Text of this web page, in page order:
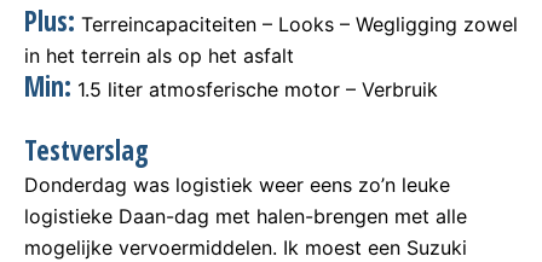
Plus: Terreincapaciteiten – Looks – Wegligging zowel
in het terrein als op het asfalt
Min: 1.5 liter atmosferische motor – Verbruik
Testverslag
Donderdag was logistiek weer eens zo’n leuke
logistieke Daan-dag met halen-brengen met alle
mogelijke vervoermiddelen. Ik moest een Suzuki